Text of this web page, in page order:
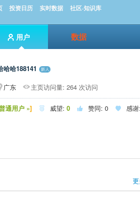
投资日历 实时数据 社区-知识库
用户 数据
哈哈188141
广东
主页访问量: 264 次访问
通用户 »]  威望: 0  赞同: 0  感